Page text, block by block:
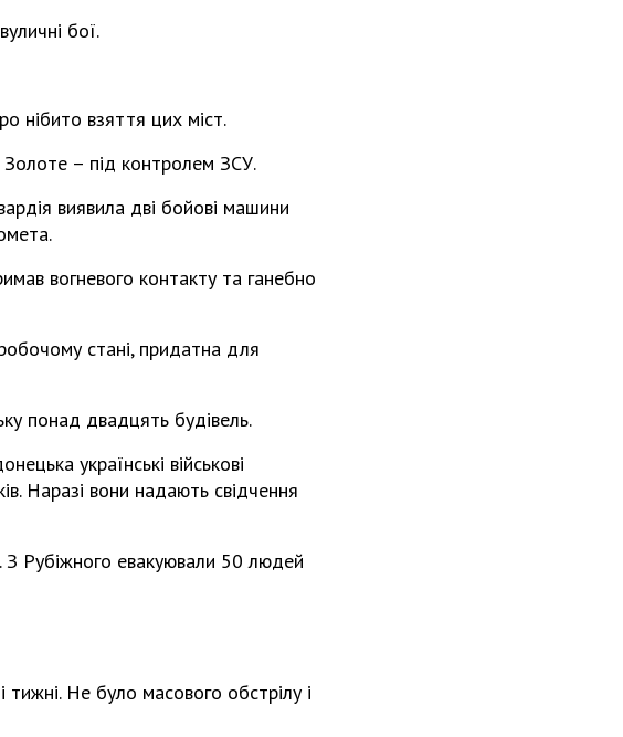
бої.
нібито взяття цих міст.
Золоте – під контролем ЗСУ.
виявила дві бойові машини
вогневого контакту та ганебно
стані, придатна для
понад двадцять будівель.
українські військові
Наразі вони надають свідчення
З Рубіжного евакуювали 50 людей
тижні. Не було масового обстрілу і